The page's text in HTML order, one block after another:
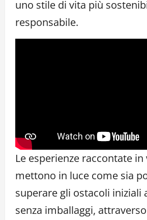
uno stile di vita più
responsabile.
Le esperienze raccontate in
mettono in luce come sia
superare gli ostacoli iniziali
senza imballaggi,